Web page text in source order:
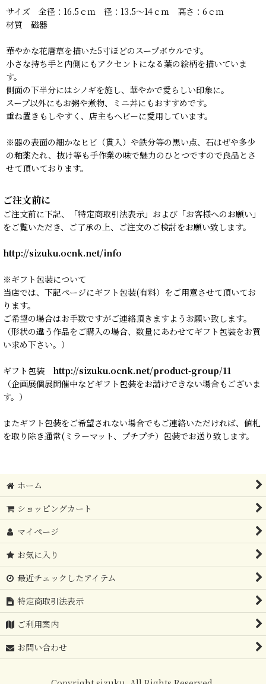
サイズ 全径：16.5ｃｍ 径：13.5〜14ｃｍ 高さ：6ｃｍ
材質 磁器
華やかな花唐草を描いた5寸ほどのスープボウルです。
小さな持ち手と内側にもアクセントになる葉の絵柄を描いていま
す。
側面の下半分にはシノギを施し、華やかで愛らしい印象に。
スープ以外にもお粥や煮物、ミニ丼にもおすすめです。
重ね置きもしやすく、店主もヘビーに愛用しています。
※器の表面の細かなヒビ（貫入）や鉄分等の黒い点、石はぜや多少
の釉薬たれ、抜け等も手作業の味で魅力のひとつですので良品とさ
せて頂いております。
ご注文前に
ご注文前に下記、「特定商取引法表示」および「お客様へのお願い」
をご覧いただき、ご了承の上、ご注文のご検討をお願い致します。
http://sizuku.ocnk.net/info
※ギフト包装について
当店では、下記ページにギフト包装(有料）をご用意させて頂いてお
ります。
ご希望の場合はお手数ですがご連絡頂きますようお願い致します。
（形状の違う作品をご購入の場合、数量にあわせてギフト包装をお買
い求め下さい。）
ギフト包装 http://sizuku.ocnk.net/product-group/11
（企画展個展開催中などギフト包装をお請けできない場合もございま
す。）
またギフト包装をご希望されない場合でもご連絡いただければ、値札
を取り除き通常(ミラーマット、プチプチ）包装でお送り致します。
ホーム
ショッピングカート
マイページ
お気に入り
最近チェックしたアイテム
特定商取引法表示
ご利用案内
お問い合わせ